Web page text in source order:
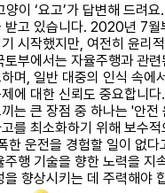
이 ‘요고’가 답변해 드려요
받고 있습니다. 2020년 7월
시작했지만, 여전히 윤리
부에서는 자율주행과 관련
며, 일반 대중의 인식 속에
에 대한 신뢰도 중요합니
는 큰 장점 중 하나는 '안전
를 최소화하기 위해 보수
한 운전을 경험할 일이 없다
행 기술을 향한 노력을 지
을 향상시키는 데 주력해야